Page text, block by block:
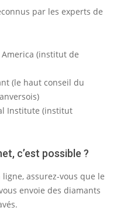
par les experts de
(institut de
(le haut conseil du
Institute (institut
c’est possible ?
assurez-vous que le
envoie des diamants